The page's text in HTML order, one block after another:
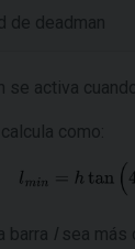
de deadman
se activa
como:
barra lsea más